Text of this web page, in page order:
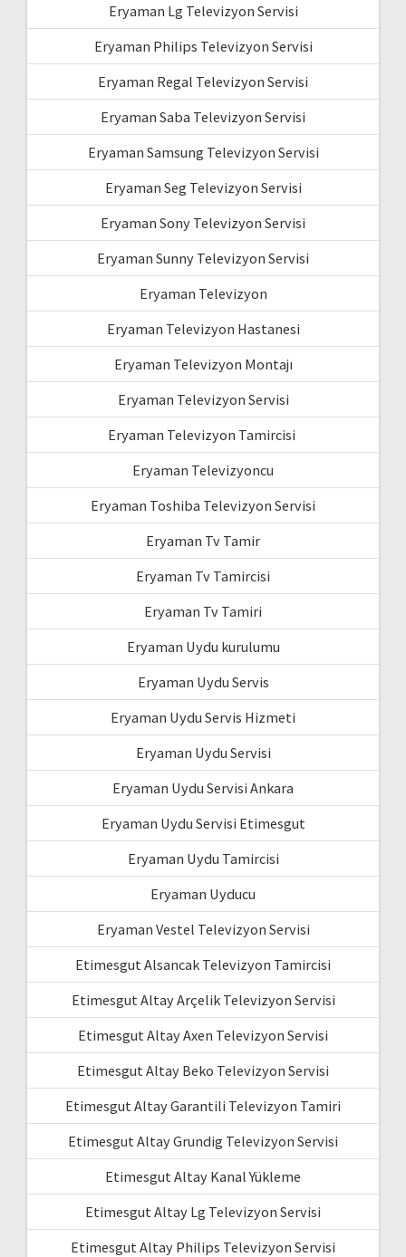
Eryaman Lg Televizyon Servisi
Eryaman Philips Televizyon Servisi
Eryaman Regal Televizyon Servisi
Eryaman Saba Televizyon Servisi
Eryaman Samsung Televizyon Servisi
Eryaman Seg Televizyon Servisi
Eryaman Sony Televizyon Servisi
Eryaman Sunny Televizyon Servisi
Eryaman Televizyon
Eryaman Televizyon Hastanesi
Eryaman Televizyon Montajı
Eryaman Televizyon Servisi
Eryaman Televizyon Tamircisi
Eryaman Televizyoncu
Eryaman Toshiba Televizyon Servisi
Eryaman Tv Tamir
Eryaman Tv Tamircisi
Eryaman Tv Tamiri
Eryaman Uydu kurulumu
Eryaman Uydu Servis
Eryaman Uydu Servis Hizmeti
Eryaman Uydu Servisi
Eryaman Uydu Servisi Ankara
Eryaman Uydu Servisi Etimesgut
Eryaman Uydu Tamircisi
Eryaman Uyducu
Eryaman Vestel Televizyon Servisi
Etimesgut Alsancak Televizyon Tamircisi
Etimesgut Altay Arçelik Televizyon Servisi
Etimesgut Altay Axen Televizyon Servisi
Etimesgut Altay Beko Televizyon Servisi
Etimesgut Altay Garantili Televizyon Tamiri
Etimesgut Altay Grundig Televizyon Servisi
Etimesgut Altay Kanal Yükleme
Etimesgut Altay Lg Televizyon Servisi
Etimesgut Altay Philips Televizyon Servisi